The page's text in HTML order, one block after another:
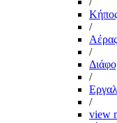
/
Αέρας
/
/
/
view